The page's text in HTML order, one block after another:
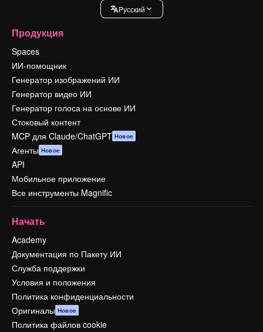
Pусский
Продукция
Spaces
ИИ-помощник
Генератор изображений ИИ
Генератор видео ИИ
Генератор голоса на основе ИИ
Стоковый контент
MCP для Claude/ChatGPT Новое
Агенты Новое
API
Мобильное приложение
Все инструменты Magnific
Начать
Academy
Документация по Пакету ИИ
Служба поддержки
Условия и положения
Политика конфиденциальности
Оригиналы Новое
Политика файлов cookie